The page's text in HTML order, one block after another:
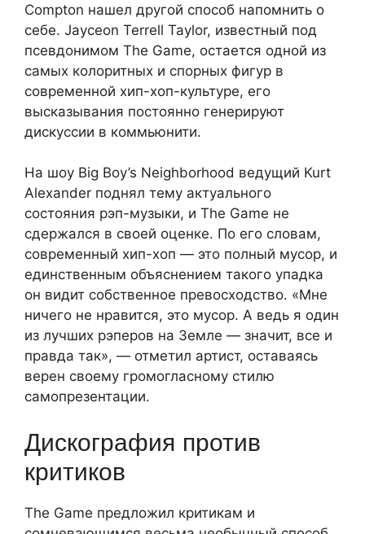
Compton нашел другой способ напомнить о
себе. Jayceon Terrell Taylor, известный под
псевдонимом The Game, остается одной из
самых колоритных и спорных фигур в
современной хип-хоп-культуре, его
высказывания постоянно генерируют
дискуссии в коммьюнити.
На шоу Big Boy’s Neighborhood ведущий Kurt
Alexander поднял тему актуального
состояния рэп-музыки, и The Game не
сдержался в своей оценке. По его словам,
современный хип-хоп — это полный мусор, и
единственным объяснением такого упадка
он видит собственное превосходство. «Мне
ничего не нравится, это мусор. А ведь я один
из лучших рэперов на Земле — значит, все и
правда так», — отметил артист, оставаясь
верен своему громогласному стилю
самопрезентации.
Дискография против
критиков
The Game предложил критикам и